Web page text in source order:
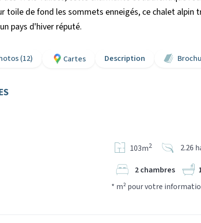
toile de fond les sommets enneigés, ce chalet
pays d'hiver réputé.
(12) Cartes Description
103m2 2.26
2 chambres
* m² pour votre